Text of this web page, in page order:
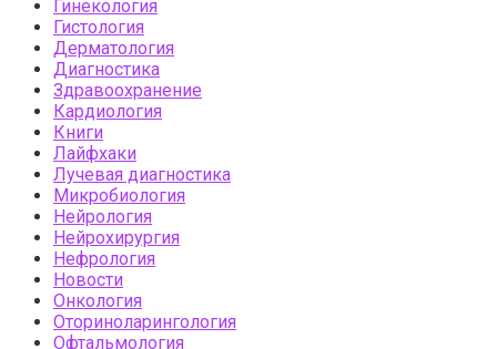
Гинекология
Гистология
Дерматология
Диагностика
Здравоохранение
Кардиология
Книги
Лайфхаки
Лучевая диагностика
Микробиология
Нейрология
Нейрохирургия
Нефрология
Новости
Онкология
Оториноларингология
Офтальмология